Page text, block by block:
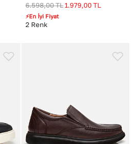
6.598,00TL1.979,00 TL
⚡En İyi Fiyat
2 Renk